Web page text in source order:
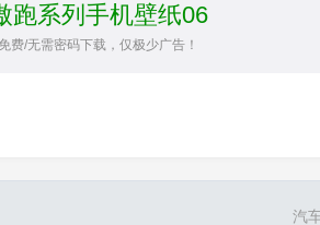
跑系列手机壁纸06
费/无需密码下载，仅极少广告！
汽